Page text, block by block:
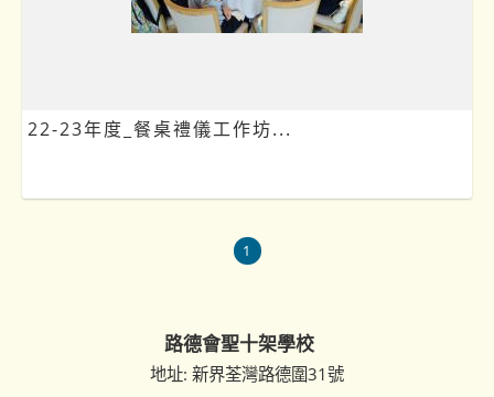
22-23年度_餐桌禮儀工作坊...
1
路德會聖十架學校
地址: 新界荃灣路德圍31號